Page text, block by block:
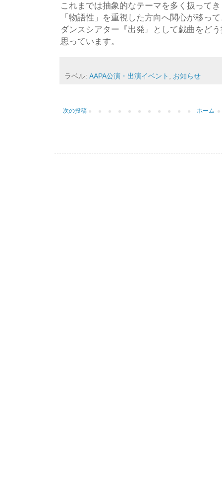
これまでは抽象的なテーマを多く扱って
「物語性」を重視した方向へ関心が移っ
ダンスシアター『出発』として戯曲をど
思っています。
ラベル: AAPA公演・出演イベント , お知らせ
次の投稿 ホーム